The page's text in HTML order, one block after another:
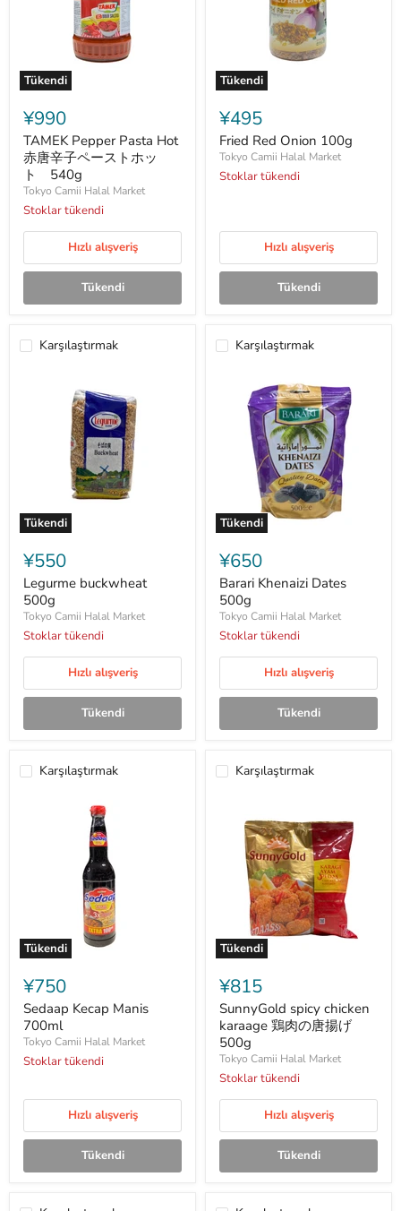
Tükendi
Pepper
Pasta
Hot
赤
唐
辛
子
ペ
ホ
¥990
TAMEK Pepper Pasta Hot
赤唐辛子ペーストホッ
ト 540g
Tokyo Camii Halal Market
Stoklar tükendi
Hızlı alışveriş
Tükendi
Tükendi
Red
Onion
100g
¥495
Fried Red Onion 100g
Tokyo Camii Halal Market
Stoklar tükendi
Hızlı alışveriş
Tükendi
Karşılaştırmak
Tükendi
buckwheat
500g
¥550
Legurme buckwheat
500g
Tokyo Camii Halal Market
Stoklar tükendi
Hızlı alışveriş
Tükendi
Karşılaştırmak
Tükendi
Khenaizi
Dates
500g
¥650
Barari Khenaizi Dates
500g
Tokyo Camii Halal Market
Stoklar tükendi
Hızlı alışveriş
Tükendi
Karşılaştırmak
Tükendi
Kecap
Manis
700ml
¥750
Sedaap Kecap Manis
700ml
Tokyo Camii Halal Market
Stoklar tükendi
Hızlı alışveriş
Tükendi
Karşılaştırmak
Tükendi
spicy
chicken
karaage
鶏
肉
の
唐
揚
¥815
SunnyGold spicy chicken
karaage 鶏肉の唐揚げ
500g
Tokyo Camii Halal Market
Stoklar tükendi
Hızlı alışveriş
Tükendi